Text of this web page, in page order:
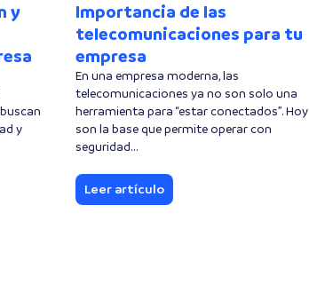
y
y
Importancia de las
telecomunicaciones para tu
empresa
En una empresa moderna, las
telecomunicaciones ya no son solo una
herramienta para “estar conectados”. Hoy
son la base que permite operar con
seguridad...
Leer artículo